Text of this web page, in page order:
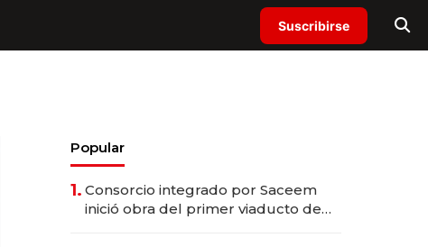
Suscribirse
Popular
1. Consorcio integrado por Saceem
inició obra del primer viaducto de